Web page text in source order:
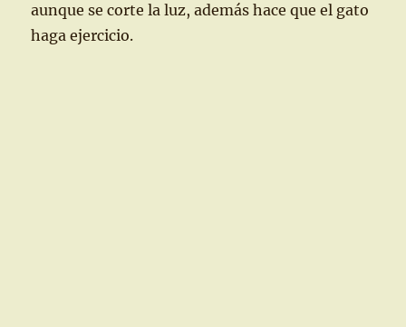
aunque se corte la luz, además hace que el gato
haga ejercicio.